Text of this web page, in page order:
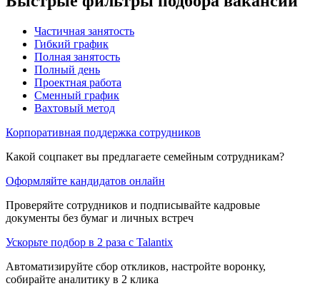
Частичная занятость
Гибкий график
Полная занятость
Полный день
Проектная работа
Сменный график
Вахтовый метод
Корпоративная поддержка сотрудников
Какой соцпакет вы предлагаете семейным сотрудникам?
Оформляйте кандидатов онлайн
Проверяйте сотрудников и подписывайте кадровые
документы без бумаг и личных встреч
Ускорьте подбор в 2 раза с Talantix
Автоматизируйте сбор откликов, настройте воронку,
собирайте аналитику в 2 клика